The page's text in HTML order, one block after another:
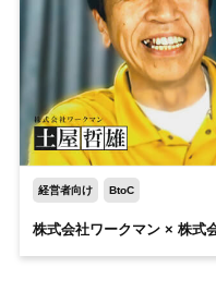
経営者向け BtoC
株式会社ワークマン × 株